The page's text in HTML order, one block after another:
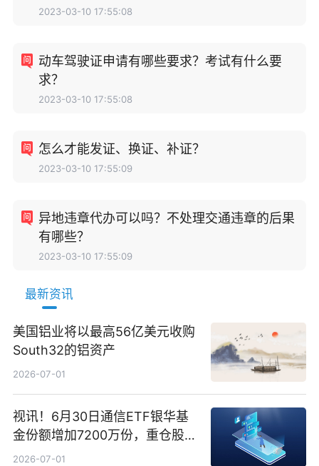
2023-03-10 17:55:08
动车驾驶证申请有哪些要求？考试有什么要
求？
2023-03-10 17:55:08
怎么才能发证、换证、补证？
2023-03-10 17:55:09
异地违章代办可以吗？不处理交通违章的后果
有哪些？
2023-03-10 17:55:09
最新资讯
美国铝业将以最高56亿美元收购
South32的铝资产
2026-07-01
视讯！6月30日通信ETF银华基
金份额增加7200万份，重仓股新
易盛、中际旭创、立讯精密
2026-07-01